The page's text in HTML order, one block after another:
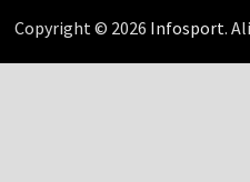
Copyright © 2026 Infosport.